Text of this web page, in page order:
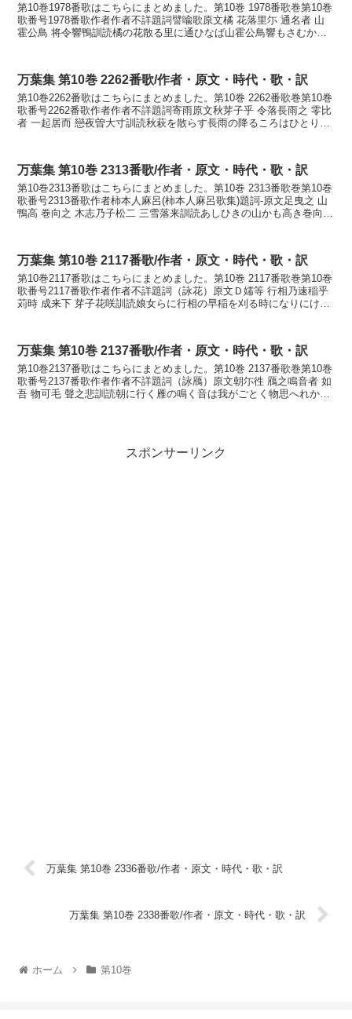
第10巻1978番歌はこちらにまとめました。第10巻 1978番歌巻第10巻
歌番号1978番歌作者作者不詳題詞譬喩歌原文橘 花落里尓 通名者 山
霍公鳥 将令響鴨訓読橘の花散る里に通ひなば山霍公鳥響もさむかも
万葉集 第10巻 2262番歌/作者・原文・時代・歌・訳
第10巻2262番歌はこちらにまとめました。第10巻 2262番歌巻第10巻
歌番号2262番歌作者作者不詳題詞寄雨原文秋芽子乎 令落長雨之 零比
者 一起居而 戀夜曽大寸訓読秋萩を散らす長雨の降るころはひとり起
万葉集 第10巻 2313番歌/作者・原文・時代・歌・訳
第10巻2313番歌はこちらにまとめました。第10巻 2313番歌巻第10巻
歌番号2313番歌作者柿本人麻呂(柿本人麻呂歌集)題詞-原文足曳之 山
鴨高 巻向之 木志乃子松二 三雪落来訓読あしひきの山かも高き巻向の
万葉集 第10巻 2117番歌/作者・原文・時代・歌・訳
第10巻2117番歌はこちらにまとめました。第10巻 2117番歌巻第10巻
歌番号2117番歌作者作者不詳題詞（詠花）原文Ｄ嬬等 行相乃速稲乎
苅時 成来下 芽子花咲訓読娘女らに行相の早稲を刈る時になりにけら
万葉集 第10巻 2137番歌/作者・原文・時代・歌・訳
第10巻2137番歌はこちらにまとめました。第10巻 2137番歌巻第10巻
歌番号2137番歌作者作者不詳題詞（詠鴈）原文朝尓徃 鴈之鳴音者 如
吾 物可毛 聲之悲訓読朝に行く雁の鳴く音は我がごとく物思へれかも
スポンサーリンク
万葉集 第10巻 2336番歌/作者・原文・時代・歌・訳
万葉集 第10巻 2338番歌/作者・原文・時代・歌・訳
ホーム 第10巻